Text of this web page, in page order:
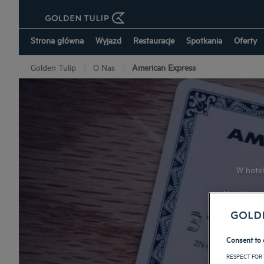
Strona główna Wyjazd Restauracje Spotkania Oferty
Golden Tulip O Nas American Express
W
Nasi
w
można
Consent to
RESPECT